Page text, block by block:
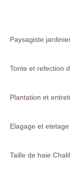
Paysagiste
Tonte et refection
Plantation et
Elagage et
Taille de haie